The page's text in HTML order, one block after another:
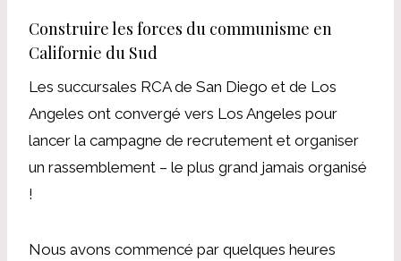
Construire les forces du communisme en
Californie du Sud
Les succursales RCA de San Diego et de Los
Angeles ont convergé vers Los Angeles pour
lancer la campagne de recrutement et organiser
un rassemblement – ​​le plus grand jamais organisé
!
Nous avons commencé par quelques heures